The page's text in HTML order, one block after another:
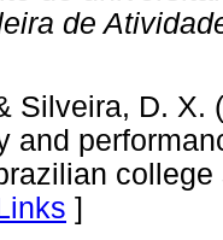
de
Silveira, D. X.
and
]